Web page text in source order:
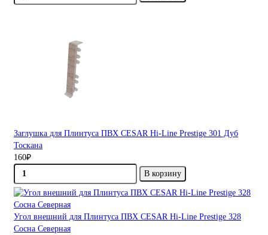
Заглушка для Плинтуса ПВХ CESAR Hi-Line Prestige 301 Дуб
Тоскана
160₽
В корзину
Угол внешний для Плинтуса ПВХ CESAR Hi-Line Prestige 328
Сосна Северная